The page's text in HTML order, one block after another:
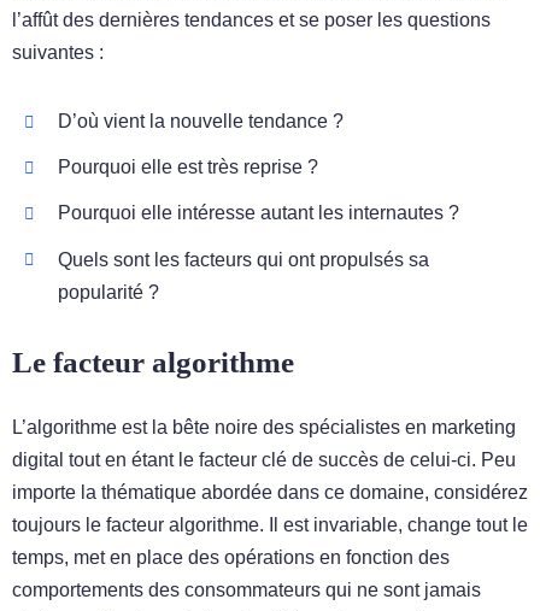
l’affût des dernières tendances et se poser les questions
suivantes :
D’où vient la nouvelle tendance ?
Pourquoi elle est très reprise ?
Pourquoi elle intéresse autant les internautes ?
Quels sont les facteurs qui ont propulsés sa
popularité ?
Le facteur algorithme
L’algorithme est la bête noire des spécialistes en marketing
digital tout en étant le facteur clé de succès de celui-ci. Peu
importe la thématique abordée dans ce domaine, considérez
toujours le facteur algorithme. Il est invariable, change tout le
temps, met en place des opérations en fonction des
comportements des consommateurs qui ne sont jamais